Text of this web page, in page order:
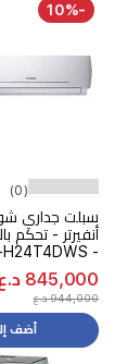
-10%
(0)
- CSI-H24T4DWS - أبيض
845,000 د.ع
944,000 د.ع
أضف